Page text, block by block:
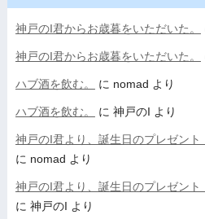
神戸のI君からお歳暮をいただいた。
神戸のI君からお歳暮をいただいた。
ハブ酒を飲む。 に nomad より
ハブ酒を飲む。 に 神戸のI より
神戸のI君より、誕生日のプレゼント
に nomad より
神戸のI君より、誕生日のプレゼント
に 神戸のI より